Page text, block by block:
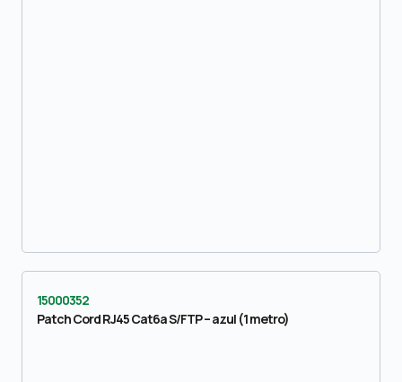
15000352
Patch Cord RJ45 Cat6a S/FTP – azul (1 metro)